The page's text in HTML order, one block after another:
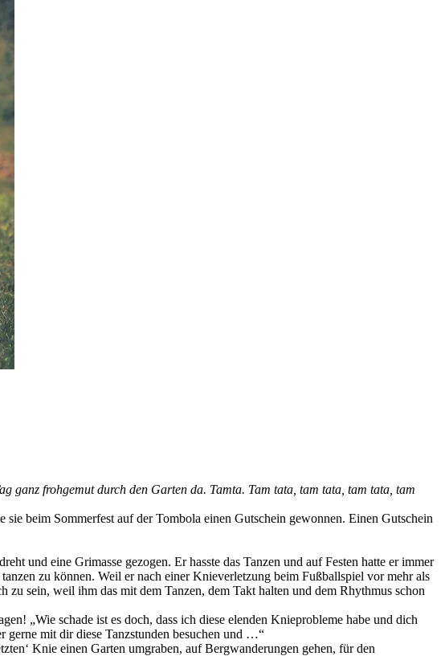
ganz frohgemut durch den Garten da. Tamta. Tam tata, tam tata, tam tata, tam
beim Sommerfest auf der Tombola einen Gutschein gewonnen. Einen Gutschein
und eine Grimasse gezogen. Er hasste das Tanzen und auf Festen hatte er immer
zu können. Weil er nach einer Knieverletzung beim Fußballspiel vor mehr als
sein, weil ihm das mit dem Tanzen, dem Takt halten und dem Rhythmus schon
„Wie schade ist es doch, dass ich diese elenden Knieprobleme habe und dich
gerne mit dir diese Tanzstunden besuchen und …“
Knie einen Garten umgraben, auf Bergwanderungen gehen, für den